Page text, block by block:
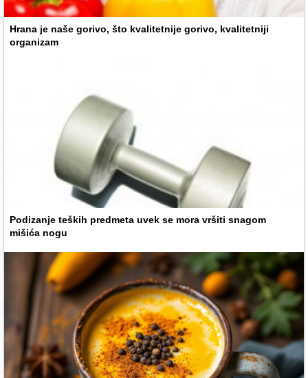
Hrana je naše gorivo, što kvalitetnije gorivo, kvalitetniji
organizam
Podizanje teških predmeta uvek se mora vršiti snagom
mišića nogu